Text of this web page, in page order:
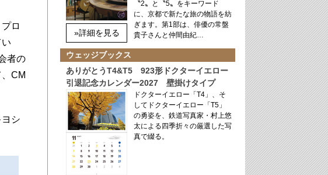
ロ
者の
CM
シ
»詳細を見る
〝2〟と〝5〟をキーワード
に、京都で新たな旅の物語を紡
ぎます。第1部は、俳優の常盤
貴子さんと仲間由紀…
ウェッジブックス
ありがとうT4&T5 923形ドクターイエロー
引退記念カレンダー2027 壁掛けタイプ
ドクターイエロー「T4」、そ
してドクターイエロー「T5」
の勇姿を、鉄道写真家・村上悠
太による四季折々の厳選した写
真で綴る。